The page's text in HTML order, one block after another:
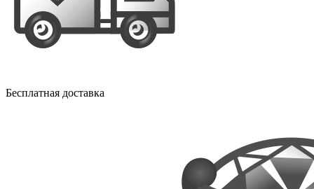
Бесплатная доставка